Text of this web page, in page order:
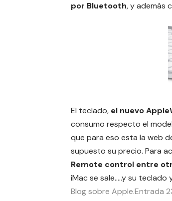
por Bluetooth, y además
El teclado, el nuevo
consumo respecto el
que para eso esta la web
supuesto su precio. Para
Remote control entre
iMac se sale…..y su teclado
Blog sobre Apple.Entrada